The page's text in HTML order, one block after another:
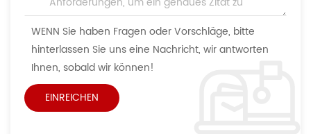
WENN Sie haben Fragen oder Vorschläge, bitte
hinterlassen Sie uns eine Nachricht, wir antworten
Ihnen, sobald wir können!